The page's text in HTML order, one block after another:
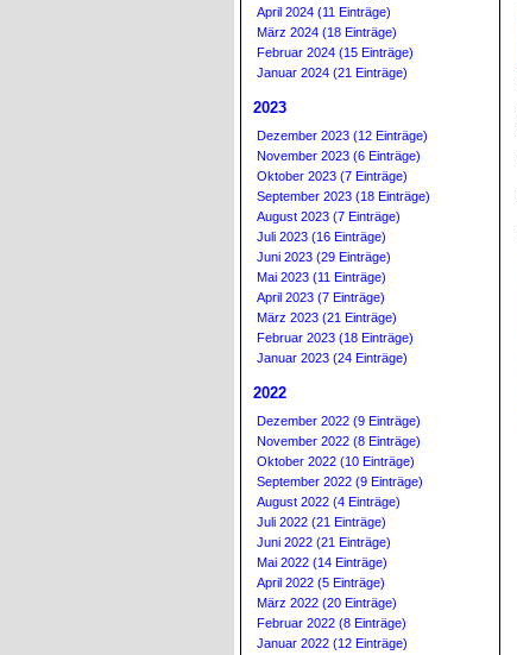
April 2024 (11 Einträge)
März 2024 (18 Einträge)
Februar 2024 (15 Einträge)
Januar 2024 (21 Einträge)
2023
Dezember 2023 (12 Einträge)
November 2023 (6 Einträge)
Oktober 2023 (7 Einträge)
September 2023 (18 Einträge)
August 2023 (7 Einträge)
Juli 2023 (16 Einträge)
Juni 2023 (29 Einträge)
Mai 2023 (11 Einträge)
April 2023 (7 Einträge)
März 2023 (21 Einträge)
Februar 2023 (18 Einträge)
Januar 2023 (24 Einträge)
2022
Dezember 2022 (9 Einträge)
November 2022 (8 Einträge)
Oktober 2022 (10 Einträge)
September 2022 (9 Einträge)
August 2022 (4 Einträge)
Juli 2022 (21 Einträge)
Juni 2022 (21 Einträge)
Mai 2022 (14 Einträge)
April 2022 (5 Einträge)
März 2022 (20 Einträge)
Februar 2022 (8 Einträge)
Januar 2022 (12 Einträge)